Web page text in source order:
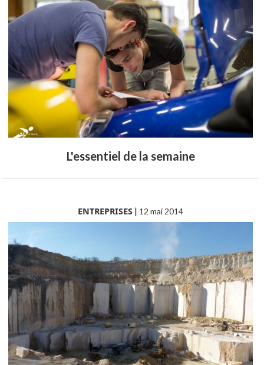
L'essentiel de la semaine
ENTREPRISES | 12 mai 2014